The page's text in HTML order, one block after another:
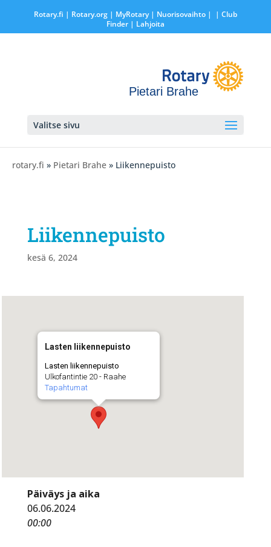
Rotary.fi | Rotary.org| MyRotary | Nuorisovaihto|
| Club
Finder| Lahjoita
Pietari Brahe
Valitse sivu
rotary.fi » Pietari Brahe » Liikennepuisto
Liikennepuisto
kesä 6, 2024
Lasten liikennepuisto
Lasten liikennepuisto
Ulkofantintie 20 - Raahe
Tapahtumat
Päiväys ja aika
06.06.2024
00:00